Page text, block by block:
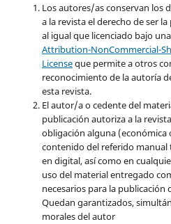
Los autores/as conservan los
a la revista el derecho de ser
al igual que licenciado bajo
Attribution-NonCommercial-
Licenseque permite a otros
reconocimiento de la autoría
esta revista.
El autor/a o cedente del
publicación autoriza a la
obligación alguna (económica
contenido del referido
en digital, así como en
uso del material entregado
necesarios para la publicación
Quedan garantizados,
morales del autor